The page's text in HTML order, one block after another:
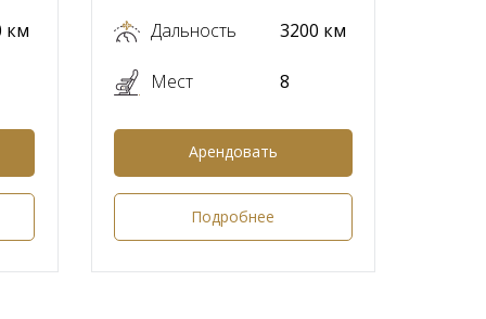
км Дальность
Мест
3200 км
8
Арендовать
Подробнее